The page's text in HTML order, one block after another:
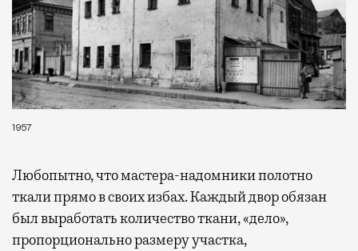
1957
Любопытно, что мастера-надомники полотно
ткали прямо в своих избах. Каждый двор обязан
был выработать количество ткани, «дело»,
пропорционально размеру участка,